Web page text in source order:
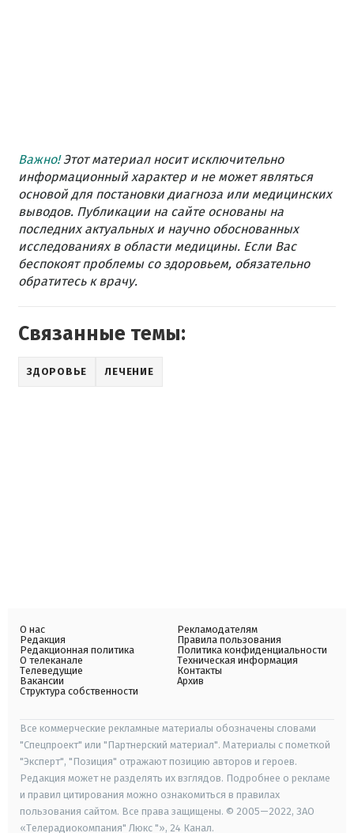
Важно!Этот материал носит исключительно
информационный характер и не может являться
основой для постановки диагноза или медицинских
выводов. Публикации на сайте основаны на
последних актуальных и научно обоснованных
исследованиях в области медицины. Если Вас
беспокоят проблемы со здоровьем, обязательно
обратитесь к врачу.
Связанные темы:
ЗДОРОВЬЕ ЛЕЧЕНИЕ
О нас
Редакция
Редакционная политика
О телеканале
Телеведущие
Вакансии
Структура собственности
Рекламодателям
Правила пользования
Политика конфиденциальности
Техническая информация
Контакты
Архив
Все коммерческие рекламные материалы обозначены словами
"Спецпроект" или "Партнерский материал". Материалы с пометкой
"Эксперт", "Позиция" отражают позицию авторов и героев.
Редакция может не разделять их взглядов. Подробнее о рекламе
и правил цитирования можно ознакомиться в правилах
пользования сайтом. Все права защищены. © 2005—2022, ЗАО
«Телерадиокомпания" Люкс "», 24 Канал.